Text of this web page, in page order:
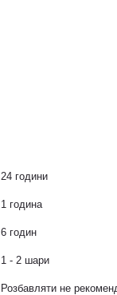
24 години
1 година
6 годин
1 - 2 шари
Розбавляти не